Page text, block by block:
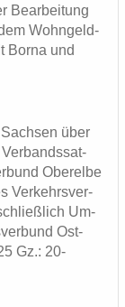
Be­ar­bei­tung
Wohn­geld­
Borna und
über
Ver­bands­sat­
Ober­el­be
Ver­kehrs­ver­
Um­
Ost­
Gz.: 20-